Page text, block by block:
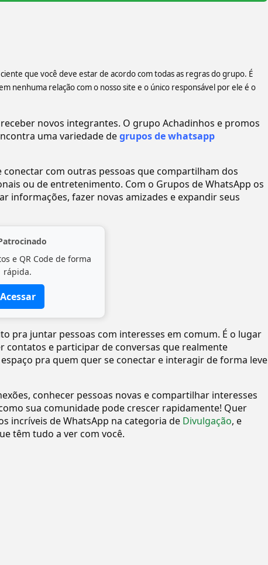
que você deve estar de acordo com todas as regras do grupo. É
nenhuma relação com o nosso site e o único responsável por ele é o
novos integrantes. O grupo Achadinhos e promos
uma variedade degrupos de whatsapp
com outras pessoas que compartilham dos
ou de entretenimento. Com o Grupos de WhatsApp os
informações, fazer novas amizades e expandir seus
e QR Code de forma
rápida.
Acessar
pra juntar pessoas com interesses em comum. É o lugar
e participar de conversas que realmente
pra quem quer se conectar e interagir de forma leve
conhecer pessoas novas e compartilhar interesses
sua comunidade pode crescer rapidamente! Quer
incríveis de WhatsApp na categoria de Divulgação, e
têm tudo a ver com você.